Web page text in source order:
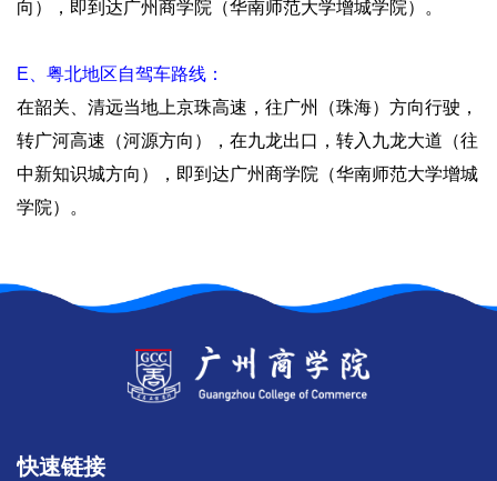
向），即到达广州商学院（华南师范大学增城学院）。
E、粤北地区自驾车路线：
在韶关、清远当地上京珠高速，往广州（珠海）方向行驶，
转广河高速（河源方向），在九龙出口，转入九龙大道（往
中新知识城方向），即到达广州商学院（华南师范大学增城
学院）。
快速链接